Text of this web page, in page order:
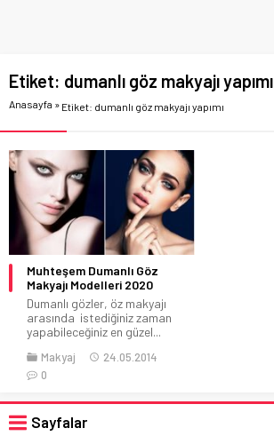
Etiket: dumanlı göz makyajı yapımı
Anasayfa » Etiket: dumanlı göz makyajı yapımı
Muhteşem Dumanlı Göz
Makyajı Modelleri 2020
Dumanlı gözler, öz makyajı
arasında istediğiniz zaman
yapabileceğiniz en güzel...
Makyaj
24.05.2014
0
Sayfalar